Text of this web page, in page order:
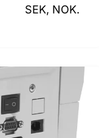
SEK, NOK.